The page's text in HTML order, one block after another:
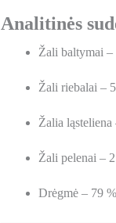
Analitinės
Žali baltymai –
Žali riebalai –
Žalia ląsteliena
Žali pelenai –
Drėgmė – 79 %